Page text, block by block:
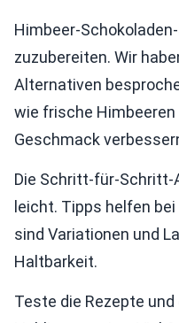
Himbeer-
zuzubereiten. Wir
Alternativen
wie frische Himbeeren
Geschmack
Die Schritt-für-Schritt-
leicht. Tipps helfen
sind Variationen und
Haltbarkeit.
Teste die Rezepte